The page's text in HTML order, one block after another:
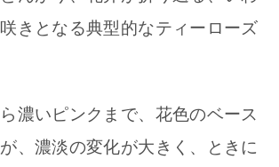
きとなる典型的なティーローズ
濃いピンクまで、花色のベース
、濃淡の変化が大きく、ときに